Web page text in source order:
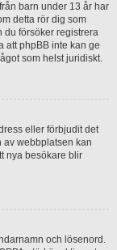
barn under 13 år har
detta rör dig som
du försöker registrera
att phpBB inte kan ge
som helst juridiskt.
eller förbjudit det
av webbplatsen kan
nya besökare blir
och lösenord.